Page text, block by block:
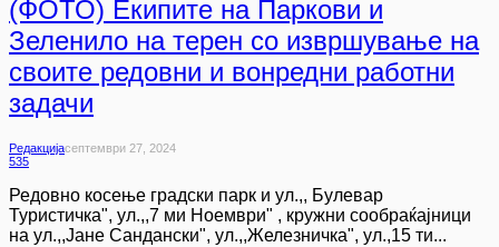
(ФОТО) Екипите на Паркови и
Зеленило на терен со извршување на
своите редовни и вонредни работни
задачи
РедакцијаСептември 27, 2024
535
Редовно косење градски парк и ул.,, Булевар
Туристичка", ул.,,7 ми Ноември" , кружни сообраќајници
на ул.,,Јане Сандански", ул.,,Железничка", ул.,15 ти...